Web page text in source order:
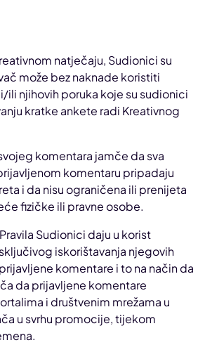
natječaju, Sudionici su
može bez naknade koristiti
ili njihovih poruka koje su sudionici
kratke ankete radi Kreativnog
komentara jamče da sva
komentaru pripadaju
i da nisu ograničena ili prenijeta
fizičke ili pravne osobe.
Sudionici daju u korist
iskorištavanja njegovih
komentare i to na način da
da prijavljene komentare
i društvenim mrežama u
u svrhu promocije, tijekom